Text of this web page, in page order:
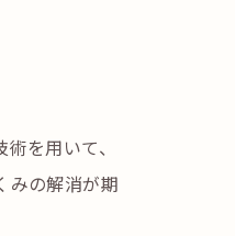
を用いて、
みの解消が期